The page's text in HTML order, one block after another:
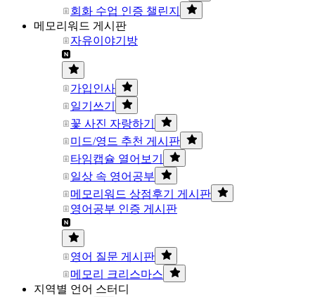
회화 수업 인증 챌린지
메모리워드 게시판
자유이야기방
가입인사
일기쓰기
꽃 사진 자랑하기
미드/영드 추천 게시판
타임캡슐 열어보기
일상 속 영어공부
메모리워드 상점후기 게시판
영어공부 인증 게시판
영어 질문 게시판
메모리 크리스마스
지역별 언어 스터디